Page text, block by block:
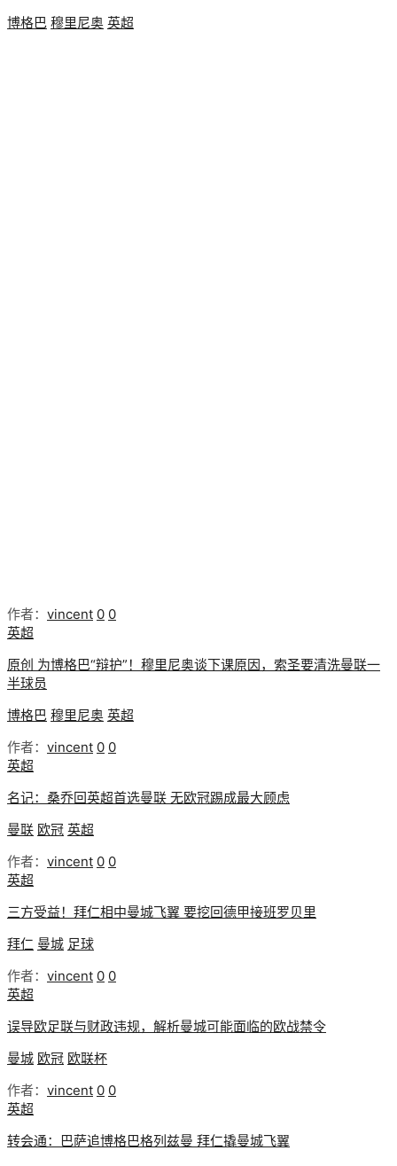
博格巴 穆里尼奥 英超
作者： vincent 0 0
英超
原创 为博格巴“辩护”！穆里尼奥谈下课原因，索圣要清洗曼联一
半球员
博格巴 穆里尼奥 英超
作者： vincent 0 0
英超
名记：桑乔回英超首选曼联 无欧冠踢成最大顾虑
曼联 欧冠 英超
作者： vincent 0 0
英超
三方受益！拜仁相中曼城飞翼 要挖回德甲接班罗贝里
拜仁 曼城 足球
作者： vincent 0 0
英超
误导欧足联与财政违规，解析曼城可能面临的欧战禁令
曼城 欧冠 欧联杯
作者： vincent 0 0
英超
转会通：巴萨追博格巴格列兹曼 拜仁撬曼城飞翼